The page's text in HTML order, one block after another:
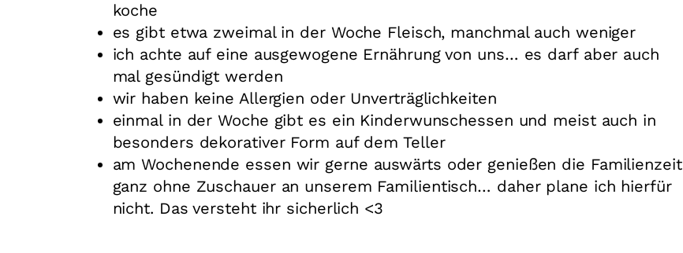
koche
es gibt etwa zweimal in der Woche Fleisch, manchmal auch weniger
ich achte auf eine ausgewogene Ernährung von uns… es darf aber auch
mal gesündigt werden
wir haben keine Allergien oder Unverträglichkeiten
einmal in der Woche gibt es ein Kinderwunschessen und meist auch in
besonders dekorativer Form auf dem Teller
am Wochenende essen wir gerne auswärts oder genießen die Familienzeit
ganz ohne Zuschauer an unserem Familientisch… daher plane ich hierfür
nicht. Das versteht ihr sicherlich <3